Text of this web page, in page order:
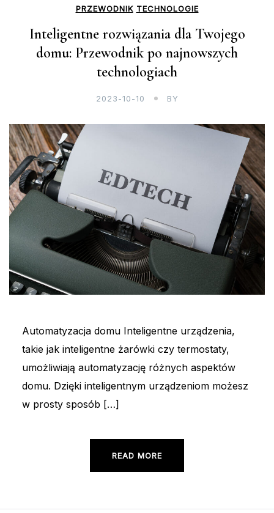
PRZEWODNIK TECHNOLOGIE
Inteligentne rozwiązania dla Twojego
domu: Przewodnik po najnowszych
technologiach
2023-10-10 BY
Automatyzacja domu Inteligentne urządzenia,
takie jak inteligentne żarówki czy termostaty,
umożliwiają automatyzację różnych aspektów
domu. Dzięki inteligentnym urządzeniom możesz
w prosty sposób […]
READ MORE